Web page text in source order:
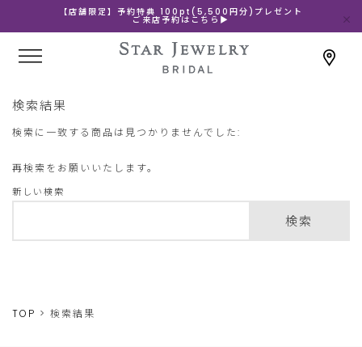
【店舗限定】予約特典 100pt(5,500円分)プレゼント
ご来店予約はこちら▶
検索結果
検索に一致する商品は見つかりませんでした:
再検索をお願いいたします。
新しい検索
検索
TOP 検索結果